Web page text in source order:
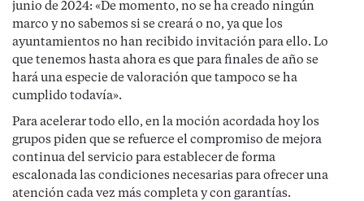
junio de 2024: «De momento, no se ha creado ningún
marco y no sabemos si se creará o no, ya que los
ayuntamientos no han recibido invitación para ello. Lo
que tenemos hasta ahora es que para finales de año se
hará una especie de valoración que tampoco se ha
cumplido todavía».
Para acelerar todo ello, en la moción acordada hoy los
grupos piden que se refuerce el compromiso de mejora
continua del servicio para establecer de forma
escalonada las condiciones necesarias para ofrecer una
atención cada vez más completa y con garantías.